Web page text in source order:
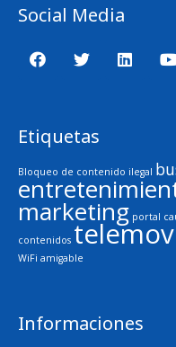
Social Media
Etiquetas
Bloqueo de contenido ilegal
marketing portal
contenidos
WiFi amigable
Informaciones